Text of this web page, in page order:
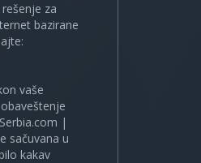
za
bazirane
vaše
|
sačuvana u
kakav